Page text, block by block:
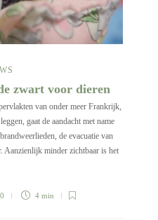
zwart voor dieren
van onder meer Frankrijk,
gaat de aandacht met name
de evacuatie van
Aanzienlijk minder zichtbaar is het
0 4 min